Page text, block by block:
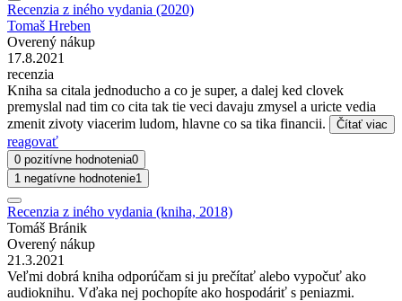
Recenzia z iného vydania (2020)
Tomaš Hreben
Overený nákup
17.8.2021
recenzia
Kniha sa citala jednoducho a co je super, a dalej ked clovek
premyslal nad tim co cita tak tie veci davaju zmysel a uricte vedia
zmenit zivoty viacerim ludom, hlavne co sa tika financii.
Čítať viac
reagovať
0 pozitívne hodnotenia0
1 negatívne hodnotenie1
Recenzia z iného vydania (kniha, 2018)
Tomáš Bránik
Overený nákup
21.3.2021
Veľmi dobrá kniha odporúčam si ju prečítať alebo vypočuť ako
audioknihu. Vďaka nej pochopíte ako hospodáriť s peniazmi.